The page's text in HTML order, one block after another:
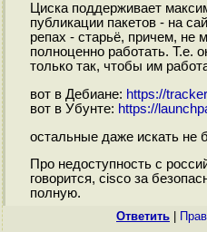
Циска поддерживает
публикации пакетов - на
репах - старьё, причем, не
полноценно работать. Т.е.
только так, чтобы им
вот в Дебиане: https://
вот в Убунте: https://
остальные даже искать не
Про недоступность с
говорится, cisco за
полную.
Ответить